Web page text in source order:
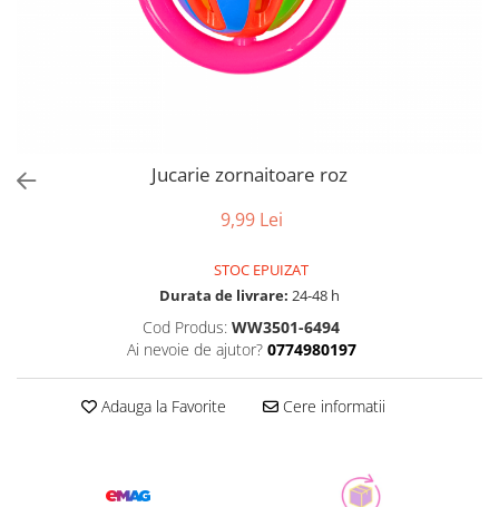
Jucarie zornaitoare roz
9,99 Lei
STOC EPUIZAT
Durata de livrare: 24-48 h
Cod Produs: WW3501-6494
Ai nevoie de ajutor? 0774980197
Adauga la Favorite Cere informatii